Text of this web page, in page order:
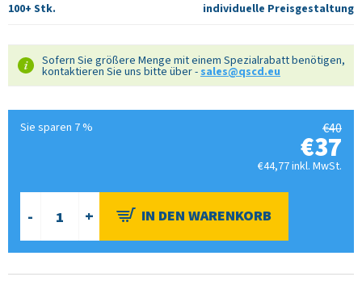
100+ Stk.
individuelle Preisgestaltung
Sofern Sie größere Menge mit einem Spezialrabatt benötigen,
kontaktieren Sie uns bitte über -sales@qscd.eu
€40
€37
€44,77 inkl. MwSt.
Sie sparen 7 %